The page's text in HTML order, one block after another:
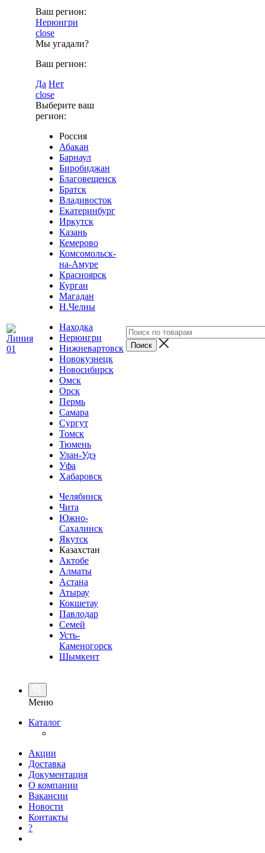
Ваш регион:
Нерюнгри
close
Мы угадали?
Ваш регион:
Да Нет
close
Выберите ваш
регион:
Россия
Абакан
Барнаул
Биробиджан
Благовещенск
Братск
Владивосток
Екатеринбург
Иркутск
Казань
Кемерово
Комсомольск-
на-Амуре
Красноярск
Курган
Магадан
Н.Челны
Находка
Нерюнгри
Нижневартовск
Новокузнецк
Новосибирск
Омск
Орск
Пермь
Самара
Сургут
Томск
Тюмень
Улан-Удэ
Уфа
Хабаровск
Челябинск
Чита
Южно-
Сахалинск
Якутск
Казахстан
Актобе
Алматы
Астана
Атырау
Кокшетау
Павлодар
Семей
Усть-
Каменогорск
Шымкент
Меню
Каталог
Акции
Доставка
Документация
О компании
Вакансии
Новости
Контакты
?